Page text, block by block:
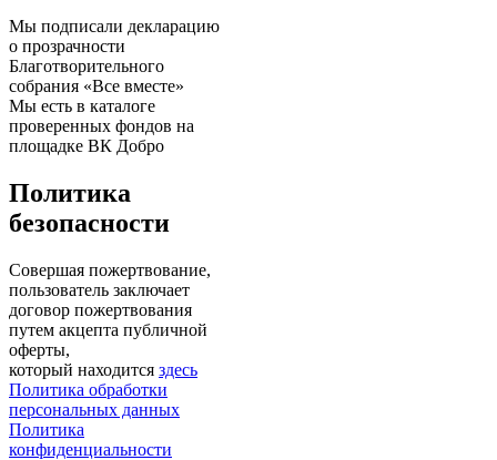
Мы подписали декларацию
о прозрачности
Благотворительного
собрания «Все вместе»
Мы есть в каталоге
проверенных фондов на
площадке ВК Добро
Политика
безопасности
Совершая пожертвование,
пользователь заключает
договор пожертвования
путем акцепта публичной
оферты,
который находится здесь
Политика обработки
персональных данных
Политика
конфиденциальности